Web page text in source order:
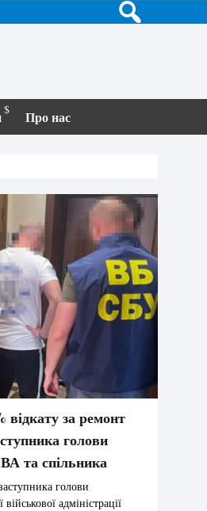
Про нас
за ремонт
голови
та спільника
голови
адміністрації